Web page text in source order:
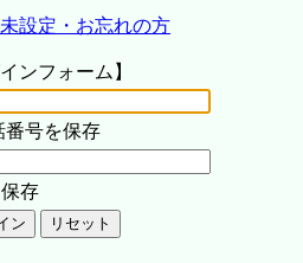
設定・お忘れの方
ンフォーム】
番号を保存
存